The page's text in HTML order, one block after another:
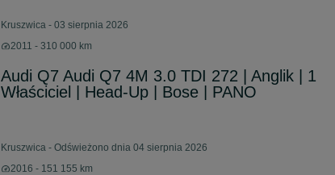
Kruszwica - 03 sierpnia 2026
2011 - 310 000 km
Audi Q7 Audi Q7 4M 3.0 TDI 272 | Anglik | 1
Właściciel | Head-Up | Bose | PANO
Kruszwica - Odświeżono dnia 04 sierpnia 2026
2016 - 151 155 km